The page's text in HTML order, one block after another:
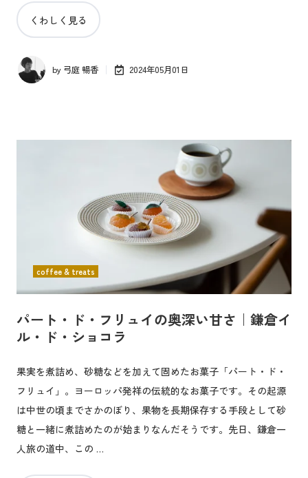
くわしく見る
by 弓庭 暢香 2024年05月01日
パート・ド・フリュイの奥深い甘さ｜鎌倉イ
ル・ド・ショコラ
果実を煮詰め、砂糖などを加えて固めたお菓子「パート・ド・
フリュイ」。ヨーロッパ発祥の伝統的なお菓子です。その起源
は中世の頃までさかのぼり、果物を長期保存する手段として砂
糖と一緒に煮詰めたのが始まりなんだそうです。先日、鎌倉一
人旅の道中、この …
coffee & treats